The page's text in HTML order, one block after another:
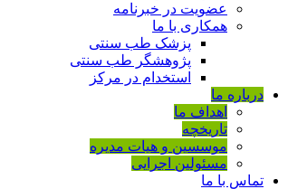
عضویت در خبرنامه
همکاری با ما
پزشک طب سنتی
پژوهشگر طب سنتی
استخدام در مرکز
درباره ما
اهداف ما
تاریخچه
موسسین و هیات مدیره
مسئولین اجرایی
تماس با ما